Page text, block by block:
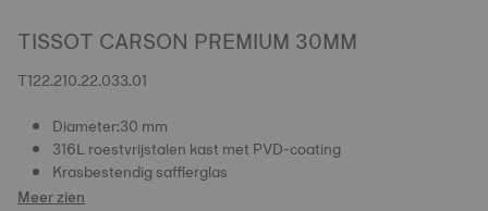
TISSOT CARSON PREMIUM 30MM
T122.210.22.033.01
Diameter:30 mm
316L roestvrijstalen kast met PVD-coating
Krasbestendig saffierglas
Meer zien